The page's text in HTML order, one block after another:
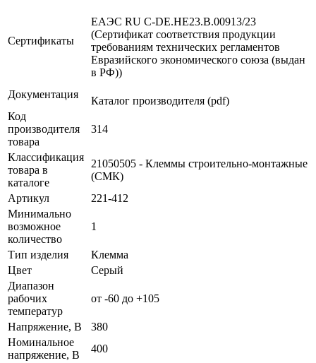
Сертификаты
ЕАЭС RU С-DE.НЕ23.В.00913/23
(Сертификат соответствия продукции
требованиям технических регламентов
Евразийского экономического союза (выдан
в РФ))
Документация
Каталог производителя (pdf)
Код
производителя
товара
314
Классификация
товара в
каталоге
21050505 - Клеммы строительно-монтажные
(СМК)
Артикул
221-412
Минимально
возможное
количество
1
Тип изделия
Клемма
Цвет
Серый
Диапазон
рабочих
температур
от -60 до +105
Напряжение, В
380
Номинальное
напряжение, В
400